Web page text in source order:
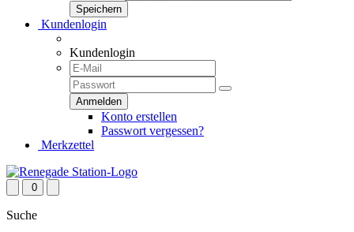
Kundenlogin
Kundenlogin
Konto erstellen
Passwort vergessen?
Merkzettel
0
Suche